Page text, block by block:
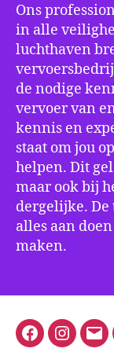
Ons
in alle
luchthaven
de nodige
vervoer van
kennis en
staat om jou
helpen. Dit
maar ook bij
dergelijke.
alles aan
maken.
FacebookE-